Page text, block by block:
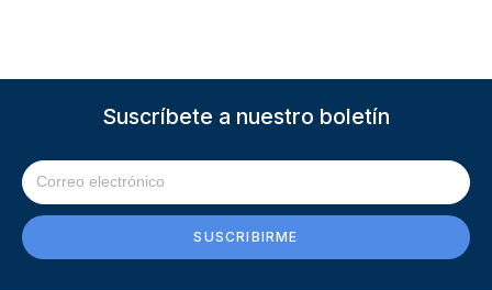
Suscríbete a nuestro boletín
SUSCRIBIRME